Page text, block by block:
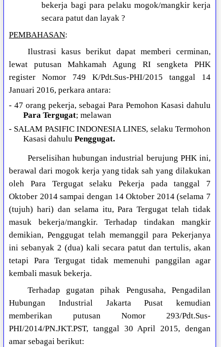
bekerja bagi para pelaku mogok/mangkir kerja
secara patut dan layak ?
PEMBAHASAN:
Ilustrasi kasus berikut dapat memberi cerminan,
lewat putusan Mahkamah Agung RI sengketa PHK
register Nomor 749 K/Pdt.Sus-PHI/2015 tanggal 14
Januari 2016, perkara antara:
- 47 orang pekerja, sebagai Para Pemohon Kasasi dahulu
Para Tergugat; melawan
- SALAM PASIFIC INDONESIA LINES, selaku Termohon
Kasasi dahulu Penggugat.
Perselisihan hubungan industrial berujung PHK ini,
berawal dari mogok kerja yang tidak sah yang dilakukan
oleh Para Tergugat selaku Pekerja pada tanggal 7
Oktober 2014 sampai dengan 14 Oktober 2014 (selama 7
(tujuh) hari) dan selama itu, Para Tergugat telah tidak
masuk bekerja/mangkir. Terhadap tindakan mangkir
demikian, Penggugat telah memanggil para Pekerjanya
ini sebanyak 2 (dua) kali secara patut dan tertulis, akan
tetapi Para Tergugat tidak memenuhi panggilan agar
kembali masuk bekerja.
Terhadap gugatan pihak Pengusaha, Pengadilan
Hubungan Industrial Jakarta Pusat kemudian
memberikan putusan Nomor 293/Pdt.Sus-
PHI/2014/PN.JKT.PST, tanggal 30 April 2015, dengan
amar sebagai berikut: